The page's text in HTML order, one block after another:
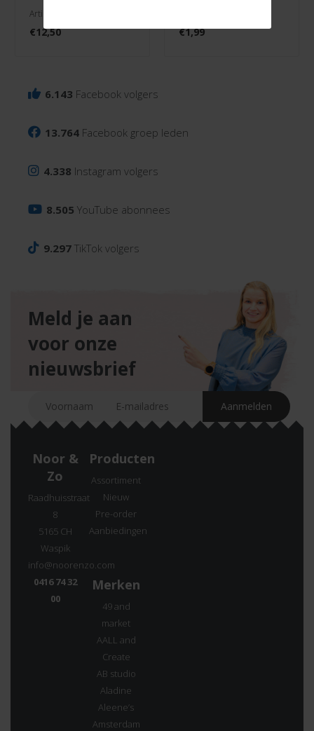
Artikelnr. 1009-001
€12,50 €1,99
6.143 Facebook volgers
13.764 Facebook groep leden
4.338 Instagram volgers
8.505 YouTube abonnees
9.297 TikTok volgers
Meld je aan
voor onze
nieuwsbrief
Noor &
Zo
Raadhuisstraat
8
5165 CH
Waspik
info@noorenzo.com
0416 74 32
00
Producten
Assortiment
Nieuw
Pre-order
Aanbiedingen
Merken
49 and
market
AALL and
Create
AB studio
Aladine
Aleene’s
Amsterdam